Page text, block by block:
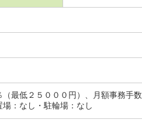
最低２５０００円）、月額事務手数
：なし・駐輪場：なし